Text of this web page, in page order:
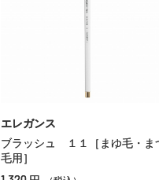
エレガンス
ブラッシュ １１［まゆ毛・ま
毛用］